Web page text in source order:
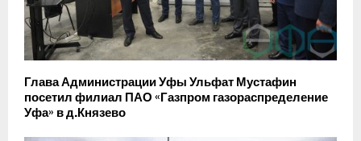
Глава Администрации Уфы Ульфат Мустафин
посетил филиал ПАО «Газпром газораспределение
Уфа» в д.Князево